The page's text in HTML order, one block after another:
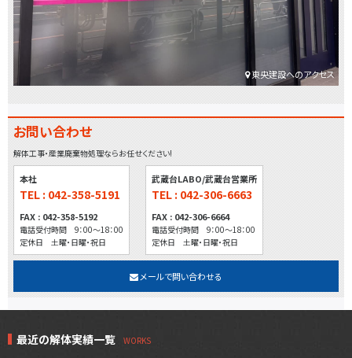
東央建設へのアクセス
お問い合わせ
解体工事・産業廃棄物処理ならお任せください!
本社
TEL : 042-358-5191
FAX : 042-358-5192
電話受付時間 9：00～18：00
定休日 土曜・日曜・祝日
武蔵台LABO/武蔵台営業所
TEL : 042-306-6663
FAX : 042-306-6664
電話受付時間 9：00～18：00
定休日 土曜・日曜・祝日
メールで問い合わせる
最近の解体実績一覧